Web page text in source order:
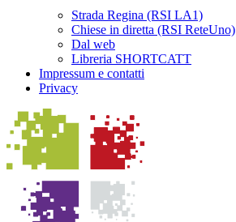
Strada Regina (RSI LA1)
Chiese in diretta (RSI ReteUno)
Dal web
Libreria SHORTCATT
Impressum e contatti
Privacy